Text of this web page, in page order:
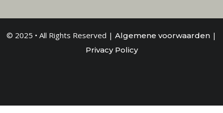
© 2025 • All Rights Reserved | Algemene voorwaarden |
Privacy Policy